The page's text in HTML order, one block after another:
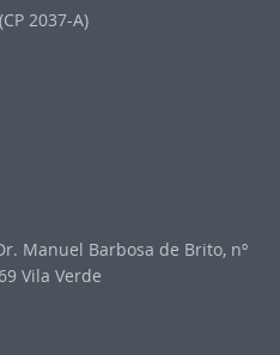
2037-A)
Manuel Barbosa de Brito, nº
Vila Verde